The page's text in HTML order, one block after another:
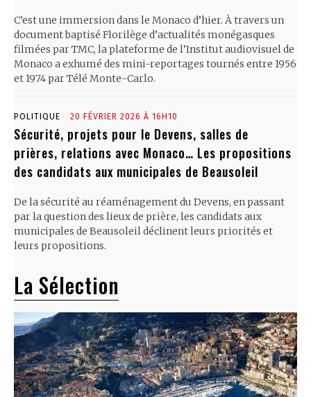
C’est une immersion dans le Monaco d’hier. À travers un
document baptisé Florilège d’actualités monégasques
filmées par TMC, la plateforme de l’Institut audiovisuel de
Monaco a exhumé des mini-reportages tournés entre 1956
et 1974 par Télé Monte-Carlo.
POLITIQUE 20 FÉVRIER 2026 À 16H10
Sécurité, projets pour le Devens, salles de
prières, relations avec Monaco… Les propositions
des candidats aux municipales de Beausoleil
De la sécurité au réaménagement du Devens, en passant
par la question des lieux de prière, les candidats aux
municipales de Beausoleil déclinent leurs priorités et
leurs propositions.
La Sélection